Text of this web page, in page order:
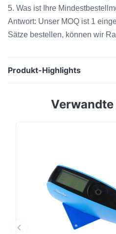
5. Was ist Ihre
Antwort: Unser MOQ ist 1
Sätze bestellen, können wir
Produkt-Highlights
Beschreibung Kolorimeter
dieses neue vorbildliche